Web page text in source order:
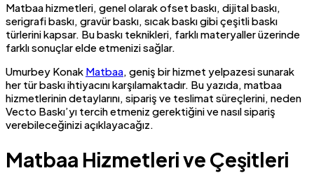
Matbaa hizmetleri, genel olarak ofset baskı, dijital baskı,
serigrafi baskı, gravür baskı, sıcak baskı gibi çeşitli baskı
türlerini kapsar. Bu baskı teknikleri, farklı materyaller üzerinde
farklı sonuçlar elde etmenizi sağlar.
Umurbey Konak Matbaa, geniş bir hizmet yelpazesi sunarak
her tür baskı ihtiyacını karşılamaktadır. Bu yazıda, matbaa
hizmetlerinin detaylarını, sipariş ve teslimat süreçlerini, neden
Vecto Baskı’yı tercih etmeniz gerektiğini ve nasıl sipariş
verebileceğinizi açıklayacağız.
Matbaa Hizmetleri ve Çeşitleri